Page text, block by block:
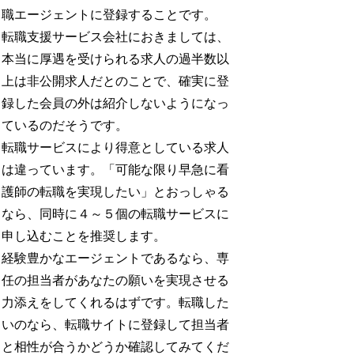
職エージェントに登録することです。
転職支援サービス会社におきましては、
本当に厚遇を受けられる求人の過半数以
上は非公開求人だとのことで、確実に登
録した会員の外は紹介しないようになっ
ているのだそうです。
転職サービスにより得意としている求人
は違っています。「可能な限り早急に看
護師の転職を実現したい」とおっしゃる
なら、同時に４～５個の転職サービスに
申し込むことを推奨します。
経験豊かなエージェントであるなら、専
任の担当者があなたの願いを実現させる
力添えをしてくれるはずです。転職した
いのなら、転職サイトに登録して担当者
と相性が合うかどうか確認してみてくだ